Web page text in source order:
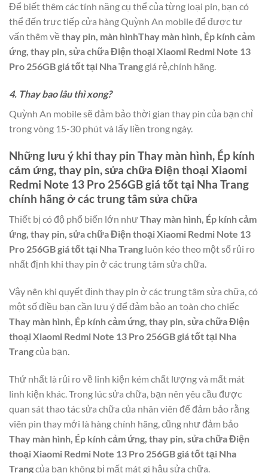
Để biết thêm các tính năng cụ thể của từng loại pin, bạn có
thể đến trực tiếp cửa hàng Quỳnh An mobile để được tư
vấn thêm về thay pin, màn hìnhThay màn hình, Ép kính cảm
ứng, thay pin, sửa chữa Điện thoại Xiaomi Redmi Note 13
Pro 256GB giá tốt tại Nha Trang giá rẻ,chính hãng.
4. Thay bao lâu thì xong?
Quỳnh An mobile sẽ đảm bảo thời gian thay pin của bạn chỉ
trong vòng 15-30 phút và lấy liền trong ngày.
Những lưu ý khi thay pin Thay màn hình, Ép kính
cảm ứng, thay pin, sửa chữa Điện thoại Xiaomi
Redmi Note 13 Pro 256GB giá tốt tại Nha Trang
chính hãng ở các trung tâm sửa chữa
Thiết bị có độ phổ biến lớn nhưThay màn hình, Ép kính cảm
ứng, thay pin, sửa chữa Điện thoại Xiaomi Redmi Note 13
Pro 256GB giá tốt tại Nha Trang luôn kéo theo một số rủi ro
nhất định khi thay pin ở các trung tâm sửa chữa.
Vậy nên khi quyết định thay pin ở các trung tâm sửa chữa, có
một số điều bạn cần lưu ý để đảm bảo an toàn cho chiếc
Thay màn hình, Ép kính cảm ứng, thay pin, sửa chữa Điện
thoại Xiaomi Redmi Note 13 Pro 256GB giá tốt tại Nha
Trangcủa bạn.
Thứ nhất là rủi ro về linh kiện kém chất lượng và mất mát
linh kiện khác. Trong lúc sửa chữa, bạn nên yêu cầu được
quan sát thao tác sửa chữa của nhân viên để đảm bảo rằng
viên pin thay mới là hàng chính hãng, cũng như đảm bảo
Thay màn hình, Ép kính cảm ứng, thay pin, sửa chữa Điện
thoại Xiaomi Redmi Note 13 Pro 256GB giá tốt tại Nha
Trangcủa bạn không bị mất mát gì hậu sửa chữa.